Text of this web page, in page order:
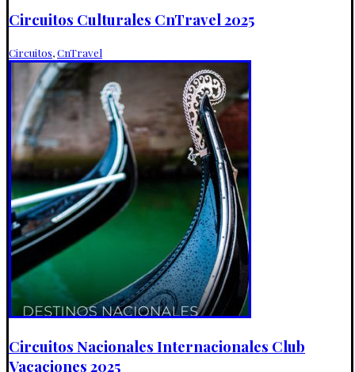
Circuitos Culturales CnTravel 2025
Circuitos,CnTravel
Circuitos Nacionales Internacionales Club
Vacaciones 2025